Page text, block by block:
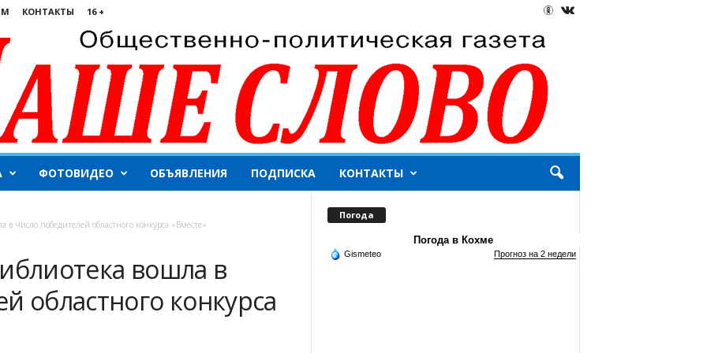
КОНТАКТЫ 16 +
ФОТОВИДЕО ОБЪЯВЛЕНИЯ ПОДПИСКА КОНТАКТЫ
в число победителей областного конкурса «Вместе»
вошла в
областного конкурса
Погода
Погода в Кохме
Gismeteo Прогноз на 2 недели